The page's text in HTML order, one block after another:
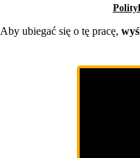
Aby ubiegać się o tę pracę,